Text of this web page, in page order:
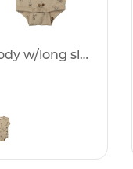
Body w/long sleeves - 25%